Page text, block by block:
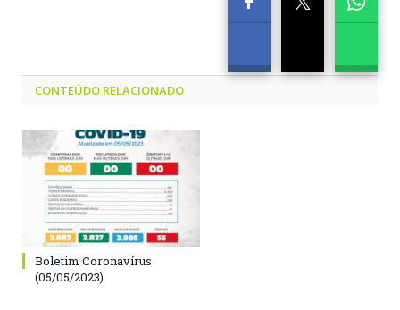
CONTEÚDO RELACIONADO
Boletim Coronavírus
(05/05/2023)